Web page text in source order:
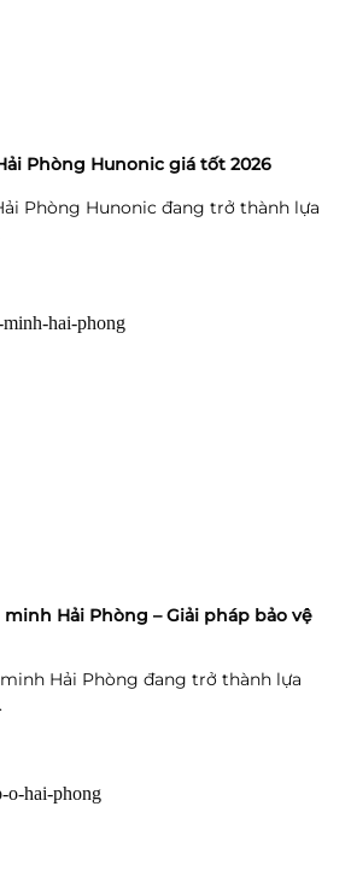
Phòng Hunonic giá tốt 2026
Phòng Hunonic đang trở thành lựa
Hải Phòng – Giải pháp bảo vệ
Hải Phòng đang trở thành lựa